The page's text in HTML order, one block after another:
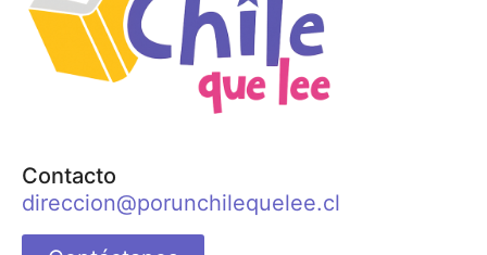
Contacto
direccion@porunchilequelee.cl